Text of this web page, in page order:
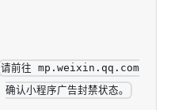
请前往 mp.weixin.qq.com
确认小程序广告封禁状态。